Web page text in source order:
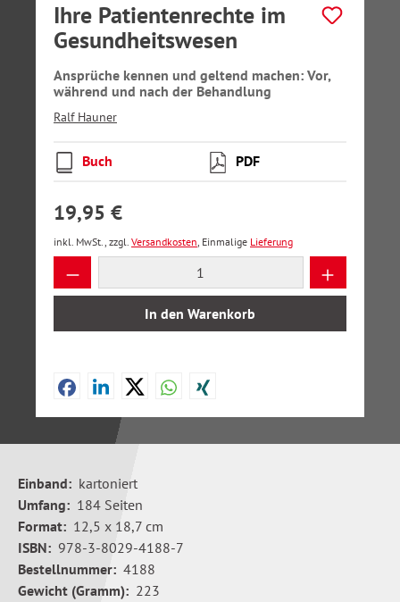
Ihre Patientenrechte im
Gesundheitswesen
Ansprüche kennen und geltend machen: Vor,
während und nach der Behandlung
Ralf Hauner
Buch PDF
19,95 €
inkl. MwSt., zzgl. Versandkosten, Einmalige Lieferung
Produkt Anzahl: Gib den gewünschten
In den Warenkorb
Einband: kartoniert
Umfang: 184 Seiten
Format: 12,5 x 18,7 cm
ISBN: 978-3-8029-4188-7
Bestellnummer: 4188
Gewicht (Gramm): 223